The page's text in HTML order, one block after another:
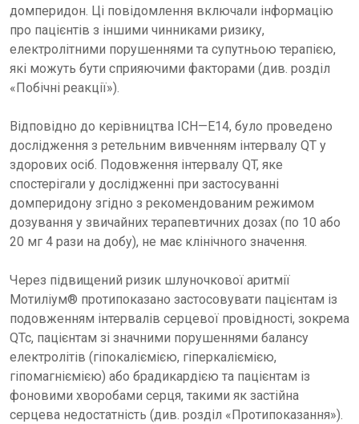
домперидон. Ці повідомлення включали інформацію
про пацієнтів з іншими чинниками ризику,
електролітними порушеннями та супутньою терапією,
які можуть бути сприяючими факторами (див. розділ
«Побічні реакції»).
Відповідно до керівництва ICH—E14, було проведено
дослідження з ретельним вивченням інтервалу QT у
здорових осіб. Подовження інтервалу QT, яке
спостерігали у дослідженні при застосуванні
домперидону згідно з рекомендованим режимом
дозування у звичайних терапевтичних дозах (по 10 або
20 мг 4 рази на добу), не має клінічного значення.
Через підвищений ризик шлуночкової аритмії
Мотиліум® протипоказано застосовувати пацієнтам із
подовженням інтервалів серцевої провідності, зокрема
QTc, пацієнтам зі значними порушеннями балансу
електролітів (гіпокаліємією, гіперкаліємією,
гіпомагніємією) або брадикардією та пацієнтам із
фоновими хворобами серця, такими як застійна
серцева недостатність (див. розділ «Протипоказання»).